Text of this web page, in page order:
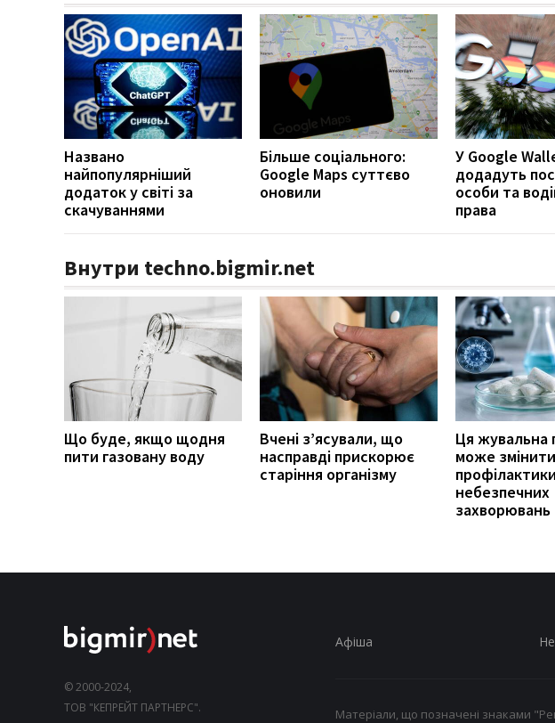
Названо
найпопулярніший
додаток у світі за
скачуваннями
Більше соціального:
Google Maps суттєво
оновили
У Google
додадуть
особи та
права
Внутри techno.bigmir.net
Що буде, якщо щодня
пити газовану воду
Вчені з’ясували, що
насправді прискорює
старіння організму
Ця жувальна
може
профілактики
небезпечних
захворювань
© 2000-2024,
ТОВ "КЕПРЕЙТ ПАРТНЕРС".
Афіша
Матеріали, що позначені знаками